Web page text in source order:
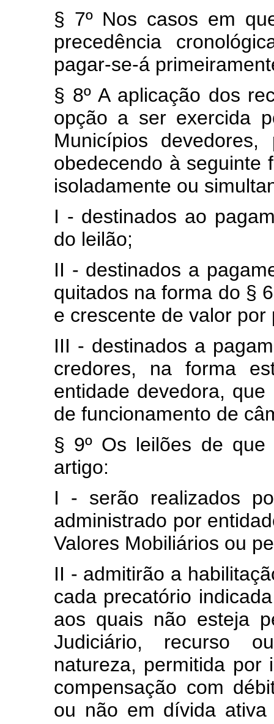
§ 7º Nos casos em
precedência
pagar-se-á
§ 8º A aplicação dos
opção a ser exercida
Municípios
obedecendo à seguinte
isoladamente ou
I - destinados ao
do leilão;
II - destinados a
quitados na forma do §
e crescente de valor por
III - destinados a
credores, na forma
entidade devedora,
de funcionamento de
§ 9º Os leilões de
artigo:
I - serão realizados
administrado por
Valores Mobiliários ou
II - admitirão a
cada precatório
aos quais não esteja
Judiciário, recurso
natureza, permitida por
compensação com
ou não em dívida ativa